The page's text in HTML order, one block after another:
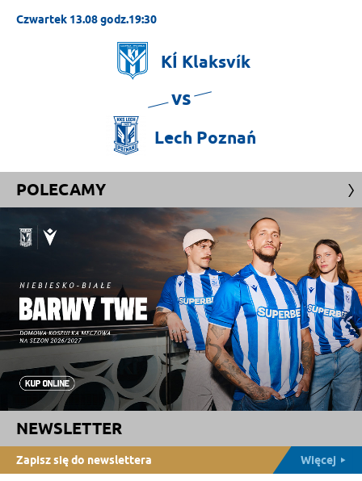
Czwartek 13.08 godz.19:30
KÍ Klaksvík
vs
Lech Poznań
POLECAMY
NEWSLETTER
Zapisz się do newslettera Więcej